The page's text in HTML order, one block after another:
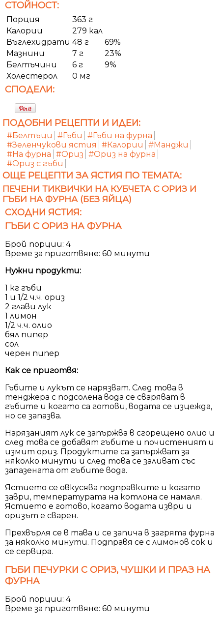
СТОЙНОСТ:
Порция
363 г
Калории
279 кал
Въглехидрати 48 г
69%
Мазнини
7 г
23%
Белтъчини
6 г
9%
Холестерол
0 мг
СПОДЕЛИ:
ПОДОБНИ РЕЦЕПТИ И ИДЕИ:
#Белтъци #Гъби
#Гъби на фурна
#Зеленчукови ястия
#Калории
#Манджи
#На фурна #Ориз #Ориз на фурна
#Ориз с гъби
ОЩЕ РЕЦЕПТИ ЗА ЯСТИЯ ПО ТЕМАТА:
ПЕЧЕНИ ТИКВИЧКИ НА КУБЧЕТА С ОРИЗ И
ГЪБИ НА ФУРНА (БЕЗ ЯЙЦА)
СХОДНИ ЯСТИЯ:
ГЪБИ С ОРИЗ НА ФУРНА
Брой порции: 4
Време за приготвяне: 60 минути
Нужни продукти:
1 кг гъби
1 и 1/2 ч.ч. ориз
2 глави лук
1 лимон
1/2 ч.ч. олио
бял пипер
сол
черен пипер
Как се приготвя:
Гъбите и лукът се нарязват. След това в
тенджера с подсолена вода се сваряват в
гъбите и когато са готови, водата се изцежда,
но се запазва.
Нарязаният лук се запържва в сгорещено олио и
след това се добавят гъбите и почистеният и
измит ориз. Продуктите са запържват за
няколко минути и след това се заливат със
запазената от гъбите вода.
Ястието се овкусява подправките и когато
заври, температурата на котлона се намаля.
Ястието е готово, когато водата изври и
оризът е сварен.
Прехвърля се в тава и се запича в загрята фурна
за няколко минути. Подправя се с лимонов сок и
се сервира.
ГЪБИ ПЕЧУРКИ С ОРИЗ, ЧУШКИ И ПРАЗ НА
ФУРНА
Брой порции: 4
Време за приготвяне: 60 минути